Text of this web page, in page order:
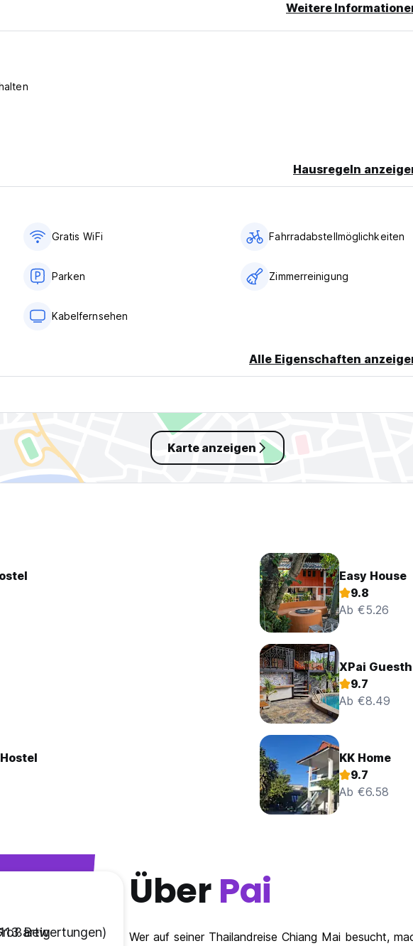
keinen Lüfter haben. Bitte stellen Sie sicher, bevor Sie eine Reservierung
Weitere
Hausregeln
Gratis WiFi Fahrradabstellmöglichkeiten
Parken Zimmerreinigung
Kabelfernsehen
Alle Eigenschaften
Karte anzeigen
Easy House
9.8
Ab €5.26
XPai
9.7
Ab €8.49
KK Home
9.7
Ab €6.58
Bewertungen)
ÜberPai
Wer auf seiner Thailandreise Chiang Mai besucht,